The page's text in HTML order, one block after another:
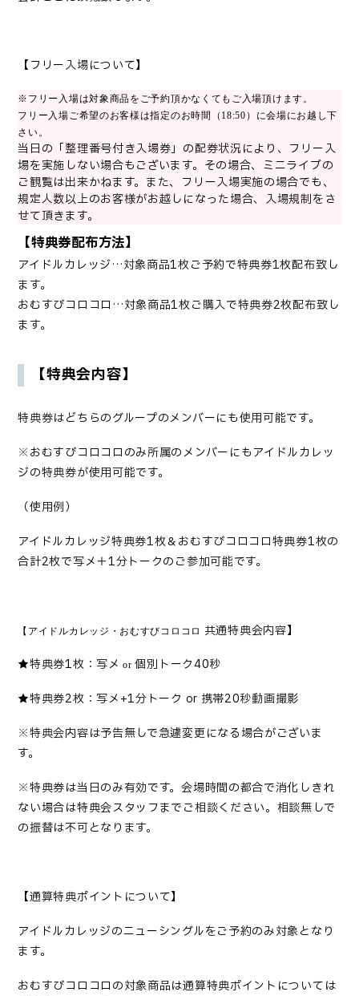
【フリー入場について】
※フリー入場は対象商品をご予約頂かなくてもご入場頂けます。
フリー入場ご希望のお客様は指定のお時間（18:50）に会場にお越し下
さい。
当日の「整理番号付き入場券」の配券状況により、フリー入
場を実施しない場合もございます。その場合、ミニライブの
ご観覧は出来かねます。また、フリー入場実施の場合でも、
規定人数以上のお客様がお越しになった場合、入場規制をさ
せて頂きます。
【特典券配布方法】
アイドルカレッジ…対象商品1枚ご予約で特典券1枚配布致し
ます。
おむすびコロコロ…対象商品1枚ご購入で特典券2枚配布致し
ます。
【特典会内容】
特典券はどちらのグループのメンバーにも使用可能です。
※おむすびコロコロのみ所属のメンバーにもアイドルカレッ
ジの特典券が使用可能です。
（使用例）
アイドルカレッジ特典券1枚＆おむすびコロコロ特典券1枚の
合計2枚で写メ＋1分トークのご参加可能です。
【アイドルカレッジ・おむすびコロコロ 共通特典会内容】
★特典券1枚：写メor 個別トーク40秒
★特典券2枚：写メ+1分トーク or 携帯20秒動画撮影
※特典会内容は予告無しで急遽変更になる場合がございま
す。
※特典券は当日のみ有効です。会場時間の都合で消化しきれ
ない場合は特典会スタッフまでご相談ください。相談無しで
の振替は不可となります。
【通算特典ポイントについて】
アイドルカレッジのニューシングルをご予約のみ対象となり
ます。
おむすびコロコロの対象商品は通算特典ポイントについては